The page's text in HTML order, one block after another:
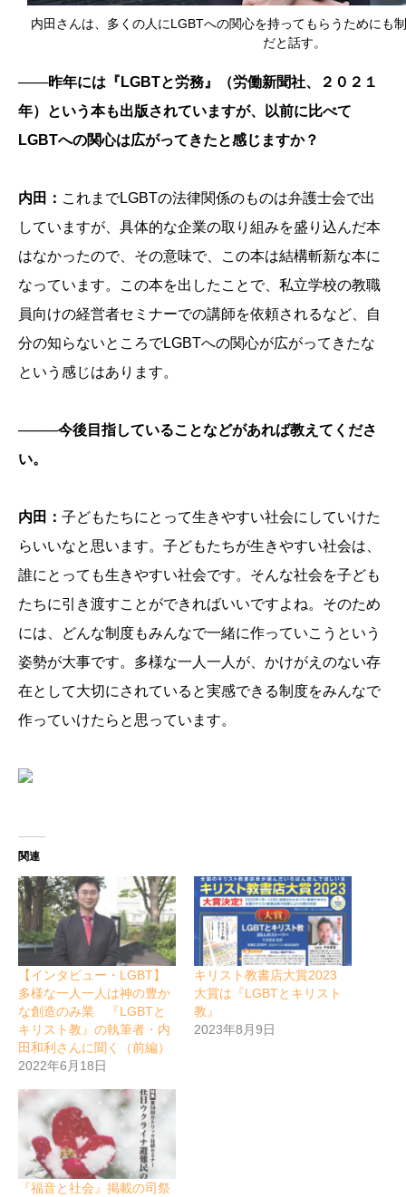
内田さんは、多くの人にLGBTへの関心を持ってもらうためにも
だと話す。
───昨年には『LGBTと労務』（労働新聞社、２０２１
年）という本も出版されていますが、以前に比べて
LGBTへの関心は広がってきたと感じますか？
内田： これまでLGBTの法律関係のものは弁護士会で出
していますが、具体的な企業の取り組みを盛り込んだ本
はなかったので、その意味で、この本は結構斬新な本に
なっています。この本を出したことで、私立学校の教職
員向けの経営者セミナーでの講師を依頼されるなど、自
分の知らないところでLGBTへの関心が広がってきたな
という感じはあります。
────今後目指していることなどがあれば教えてくださ
い。
内田： 子どもたちにとって生きやすい社会にしていけた
らいいなと思います。子どもたちが生きやすい社会は、
誰にとっても生きやすい社会です。そんな社会を子ども
たちに引き渡すことができればいいですよね。そのため
には、どんな制度もみんなで一緒に作っていこうという
姿勢が大事です。多様な一人一人が、かけがえのない存
在として大切にされていると実感できる制度をみんなで
作っていけたらと思っています。
関連
【インタビュー・LGBT】
多様な一人一人は神の豊か
な創造のみ業 『LGBTと
キリスト教』の執筆者・内
田和利さんに聞く（前編）
2022年6月18日
キリスト教書店大賞2023
大賞は『LGBTとキリスト
教』
2023年8月9日
『福音と社会』掲載の司祭